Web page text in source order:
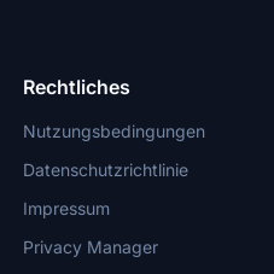
Rechtliches
Nutzungsbedingungen
Datenschutzrichtlinie
Impressum
Privacy Manager